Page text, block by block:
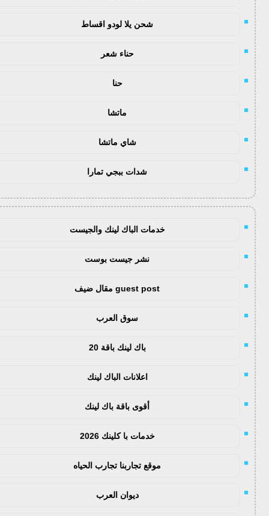
شحن يلا لودو اقساط
حناء شعر
حنا
ماتشا
شاي ماتشا
شدات ببجي تمارا
خدمات الباك لينك والجيست
نشر جيست بوست
guest post مقال ضيف
سوق العرب
باك لينك باقة 20
اعلانات الباك لينك
أقوى باقة باك لينك
خدمات با كلينك 2026
موقع تجاربنا تجارب الحياه
ديوان العرب